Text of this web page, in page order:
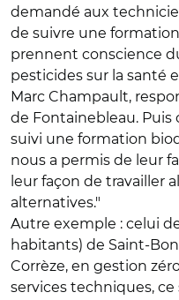
demandé aux
de suivre une
prennent conscience
pesticides sur la santé
Marc Champault,
de Fontainebleau.
suivi une formation
nous a permis de leur
leur façon de travailler
alternatives."
Autre exemple : celui
habitants) de Saint-
Corrèze, en gestion
services techniques, ce